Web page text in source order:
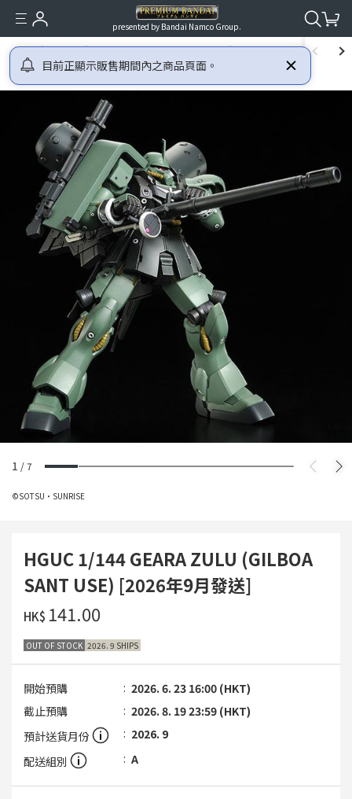
presented by Bandai Namco Group.
目前正顯示販售期間內之商品頁面。
首頁 高達 機動戰士高達UC (UNICORN) HGUC 1/144 GEARA
1 /7
©SOTSU・SUNRISE
HGUC 1/144 GEARA ZULU (GILBOA
SANT USE) [2026年9月發送]
HK$ ‌141.00
OUT OF STOCK 2026. 9 SHIPS
開始預購
2026. 6. 23 16:00 (HKT)
截止預購
2026. 8. 19 23:59 (HKT)
預計送貨月份
2026. 9
配送組別
A